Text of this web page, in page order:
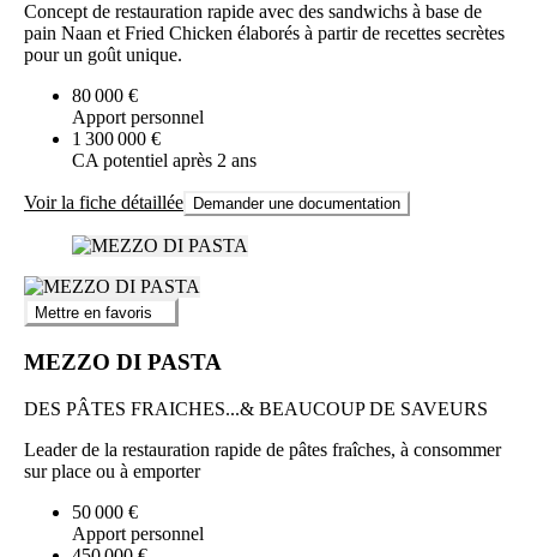
Concept de restauration rapide avec des sandwichs à base de
pain Naan et Fried Chicken élaborés à partir de recettes secrètes
pour un goût unique.
80 000 €
Apport personnel
1 300 000 €
CA potentiel après 2 ans
Voir la fiche détaillée Demander une documentation
Mettre en favoris
MEZZO DI PASTA
DES PÂTES FRAICHES...& BEAUCOUP DE SAVEURS
Leader de la restauration rapide de pâtes fraîches, à consommer
sur place ou à emporter
50 000 €
Apport personnel